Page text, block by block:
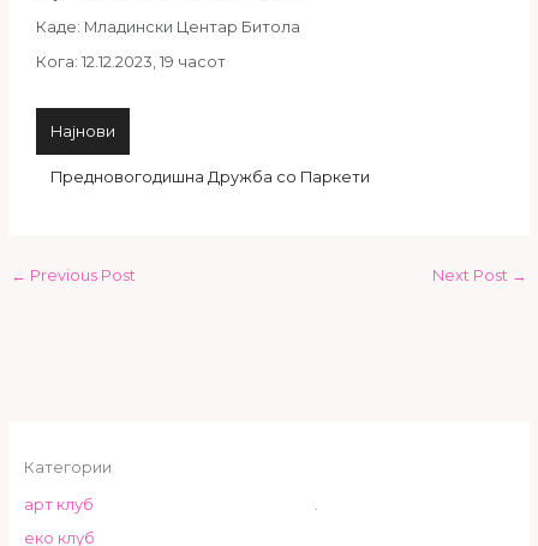
Каде: Младински Центар Битола
Кога: 12.12.2023, 19 часот
Најнови
← Previous Post Next Post →
Категории
арт клуб
еко клуб